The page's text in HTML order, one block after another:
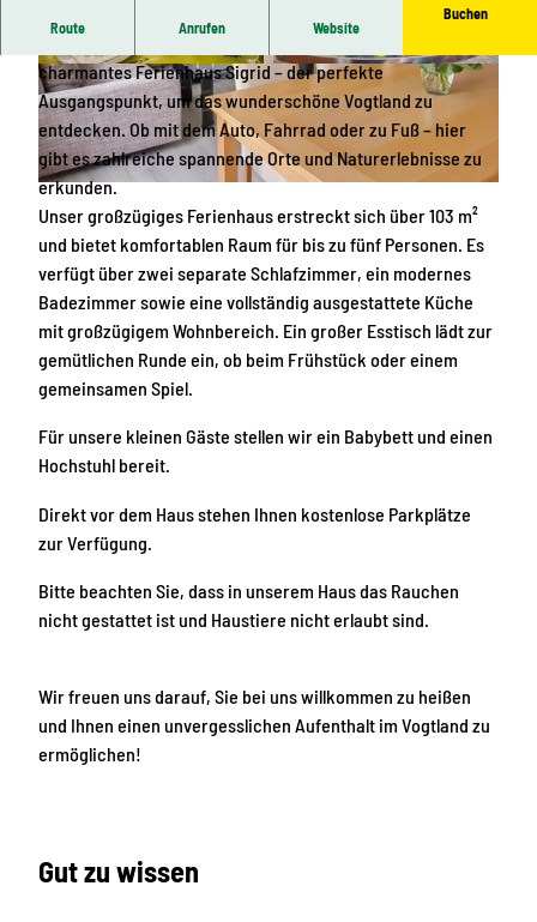
© CC-BY
©CC-BY ©CC-BY
Route Anrufen Website
Buchen
charmantes Ferienhaus Sigrid – der perfekte
Ausgangspunkt, um das wunderschöne Vogtland zu
entdecken. Ob mit dem Auto, Fahrrad oder zu Fuß – hier
gibt es zahlreiche spannende Orte und Naturerlebnisse zu
erkunden.
Unser großzügiges Ferienhaus erstreckt sich über 103 m²
und bietet komfortablen Raum für bis zu fünf Personen. Es
verfügt über zwei separate Schlafzimmer, ein modernes
Badezimmer sowie eine vollständig ausgestattete Küche
mit großzügigem Wohnbereich. Ein großer Esstisch lädt zur
gemütlichen Runde ein, ob beim Frühstück oder einem
gemeinsamen Spiel.
Für unsere kleinen Gäste stellen wir ein Babybett und einen
Hochstuhl bereit.
Direkt vor dem Haus stehen Ihnen kostenlose Parkplätze
zur Verfügung.
Bitte beachten Sie, dass in unserem Haus das Rauchen
nicht gestattet ist und Haustiere nicht erlaubt sind.
Wir freuen uns darauf, Sie bei uns willkommen zu heißen
und Ihnen einen unvergesslichen Aufenthalt im Vogtland zu
ermöglichen!
Gut zu wissen